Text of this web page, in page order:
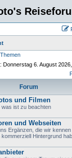
Donnerstag 6. August
Forum
und Filmen
ist zu beachten
und Webseiten
Ergänzen, die wir
Hintergrund